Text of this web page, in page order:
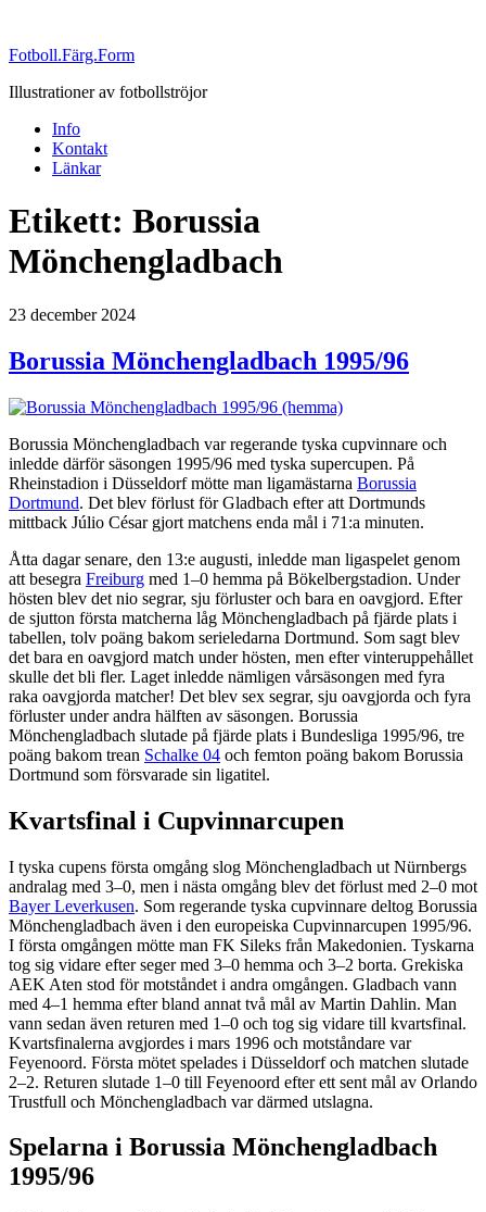
Fotboll.Färg.Form
Illustrationer av fotbollströjor
Info
Kontakt
Länkar
Etikett: Borussia
Mönchengladbach
Publicerat
23 december 2024
Borussia Mönchengladbach 1995/96
Borussia Mönchengladbach var regerande tyska cupvinnare och
inledde därför säsongen 1995/96 med tyska supercupen. På
Rheinstadion i Düsseldorf mötte man ligamästarna Borussia
Dortmund. Det blev förlust för Gladbach efter att Dortmunds
mittback Júlio César gjort matchens enda mål i 71:a minuten.
Åtta dagar senare, den 13:e augusti, inledde man ligaspelet genom
att besegra Freiburg med 1–0 hemma på Bökelbergstadion. Under
hösten blev det nio segrar, sju förluster och bara en oavgjord. Efter
de sjutton första matcherna låg Mönchengladbach på fjärde plats i
tabellen, tolv poäng bakom serieledarna Dortmund. Som sagt blev
det bara en oavgjord match under hösten, men efter vinteruppehållet
skulle det bli fler. Laget inledde nämligen vårsäsongen med fyra
raka oavgjorda matcher! Det blev sex segrar, sju oavgjorda och fyra
förluster under andra hälften av säsongen. Borussia
Mönchengladbach slutade på fjärde plats i Bundesliga 1995/96, tre
poäng bakom trean Schalke 04 och femton poäng bakom Borussia
Dortmund som försvarade sin ligatitel.
Kvartsfinal i Cupvinnarcupen
I tyska cupens första omgång slog Mönchengladbach ut Nürnbergs
andralag med 3–0, men i nästa omgång blev det förlust med 2–0 mot
Bayer Leverkusen. Som regerande tyska cupvinnare deltog Borussia
Mönchengladbach även i den europeiska Cupvinnarcupen 1995/96.
I första omgången mötte man FK Sileks från Makedonien. Tyskarna
tog sig vidare efter seger med 3–0 hemma och 3–2 borta. Grekiska
AEK Aten stod för motståndet i andra omgången. Gladbach vann
med 4–1 hemma efter bland annat två mål av Martin Dahlin. Man
vann sedan även returen med 1–0 och tog sig vidare till kvartsfinal.
Kvartsfinalerna avgjordes i mars 1996 och motståndare var
Feyenoord. Första mötet spelades i Düsseldorf och matchen slutade
2–2. Returen slutade 1–0 till Feyenoord efter ett sent mål av Orlando
Trustfull och Mönchengladbach var därmed utslagna.
Spelarna i Borussia Mönchengladbach
1995/96